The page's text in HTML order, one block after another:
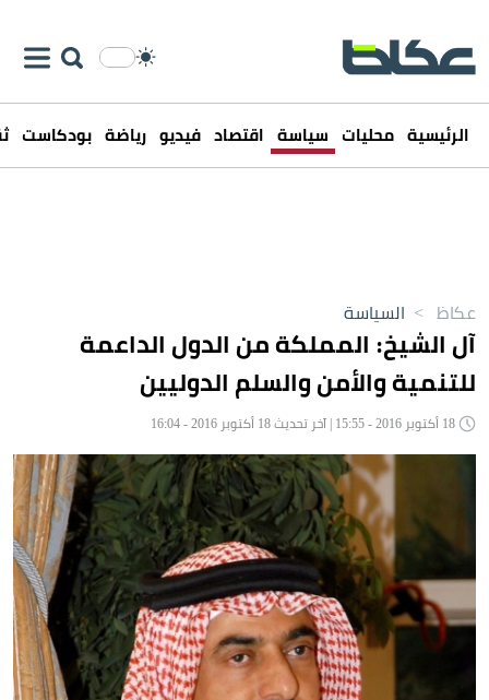
الرئيسية محليات سياسة اقتصاد فيديو رياضة بودكاست
عكاظ > السياسة
آل الشيخ: المملكة من الدول الداعمة
للتنمية والأمن والسلم الدوليين